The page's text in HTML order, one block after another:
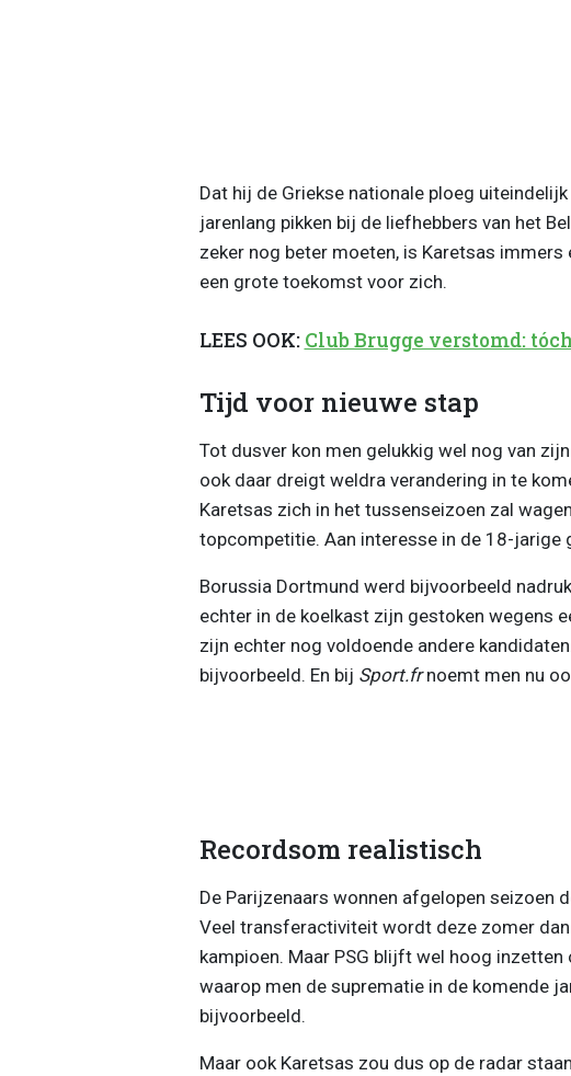
Dat hij de Griekse nationale ploeg
jarenlang pikken bij de liefhebbers van het
zeker nog beter moeten, is Karetsas
een grote toekomst voor zich.
LEES OOK: Club Brugge verstomd:
Tijd voor nieuwe stap
Tot dusver kon men gelukkig wel nog van
ook daar dreigt weldra verandering in te
Karetsas zich in het tussenseizoen zal
topcompetitie. Aan interesse in de 18-jarige
Borussia Dortmund werd bijvoorbeeld
echter in de koelkast zijn gestoken wegens
zijn echter nog voldoende andere
bijvoorbeeld. En bij Sport.frnoemt men nu
Recordsom realistisch
De Parijzenaars wonnen afgelopen seizoen
Veel transferactiviteit wordt deze zomer
kampioen. Maar PSG blijft wel hoog
waarop men de suprematie in de komende
bijvoorbeeld.
Maar ook Karetsas zou dus op de radar